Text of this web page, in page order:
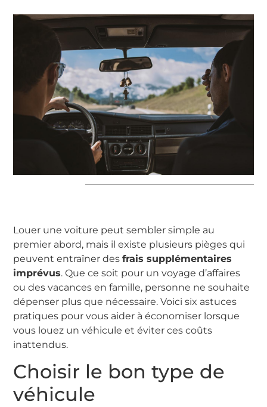
Louer une voiture peut sembler simple au
premier abord, mais il existe plusieurs pièges qui
peuvent entraîner desfrais supplémentaires
imprévus. Que ce soit pour un voyage d’affaires
ou des vacances en famille, personne ne souhaite
dépenser plus que nécessaire. Voici six astuces
pratiques pour vous aider à économiser lorsque
vous louez un véhicule et éviter ces coûts
inattendus.
Choisir le bon type de
véhicule